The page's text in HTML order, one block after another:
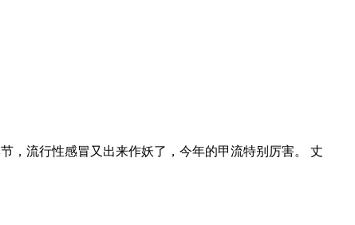
，流行性感冒又出来作妖了，今年的甲流特别厉害。 丈